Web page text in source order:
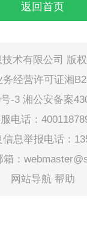
返回首页
术有限公司 版
经营许可证湘
-3 湘公安备案
电话：
息举报电话：
：
网站导航 帮助